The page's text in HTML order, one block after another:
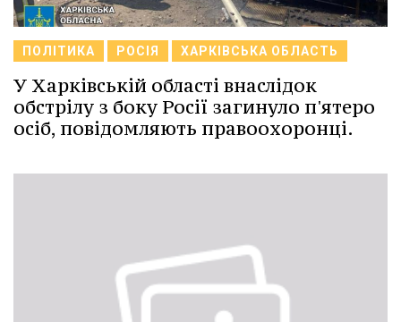
ПОЛІТИКА РОСІЯ ХАРКІВСЬКА ОБЛАСТЬ
У Харківській області внаслідок
обстрілу з боку Росії загинуло п'ятеро
осіб, повідомляють правоохоронці.